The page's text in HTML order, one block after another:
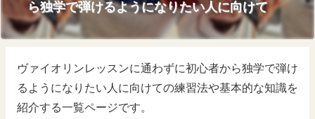
ら独学で弾けるようになりたい人に向けて
ヴァイオリンレッスンに通わずに初心者から独学で弾け
るようになりたい人に向けての練習法や基本的な知識を
紹介する一覧ページです。